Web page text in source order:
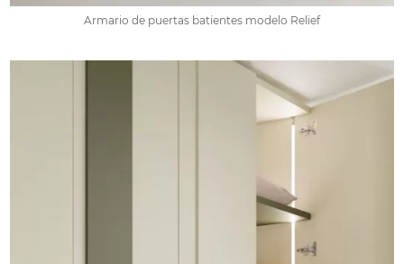
Armario de puertas batientes modelo Relief